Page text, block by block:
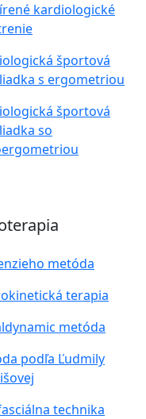
kardiologické
športová
s ergometriou
športová
so
metóda
terapia
metóda
podľa Ľudmily
technika